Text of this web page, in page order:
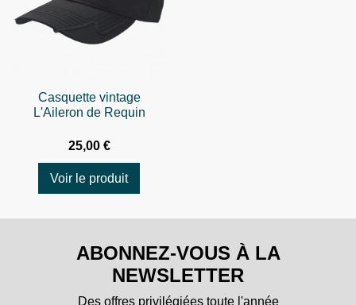
Casquette vintage
L'Aileron de Requin
25,00 €
Voir le produit
ABONNEZ-VOUS À LA
NEWSLETTER
Des offres privilégiées toute l'année